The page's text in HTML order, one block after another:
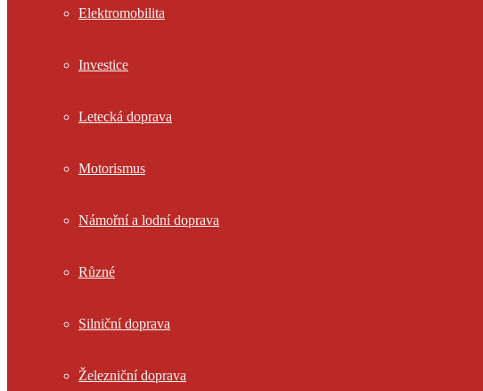
Elektromobilita
Investice
Letecká doprava
Motorismus
Námořní a lodní doprava
Různé
Silniční doprava
Železniční doprava